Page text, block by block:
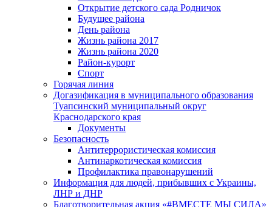
Открытие детского сада Родничок
Будущее района
День района
Жизнь района 2017
Жизнь района 2020
Район-курорт
Спорт
Горячая линия
Догазификация в муниципального образования
Туапсинский муниципальный округ
Краснодарского края
Документы
Безопасность
Антитеррористическая комиссия
Антинаркотическая комиссия
Профилактика правонарушений
Информация для людей, прибывших с Украины,
ЛНР и ДНР
Благотворительная акция «#ВМЕСТЕ МЫ СИЛА»